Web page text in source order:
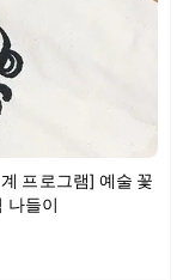
프로그램] 예술 꽃
나들이